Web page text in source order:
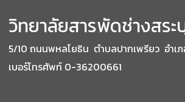
วิทยาลัยสารพัดช่างสระ
5/10 ถนนพหลโยธิน ตำบลปากเพรียว อำเภ
เบอร์โทรศัพท์ 0-36200661